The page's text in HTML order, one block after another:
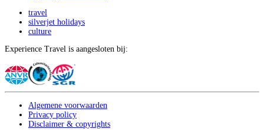
travel
silverjet holidays
culture
Experience Travel is aangesloten bij:
Algemene voorwaarden
Privacy policy
Disclaimer & copyrights